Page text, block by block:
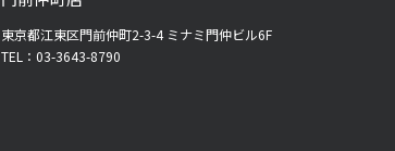
東京都江東区門前仲町2-3-4 ミナミ門仲ビル6F
TEL：03-3643-8790